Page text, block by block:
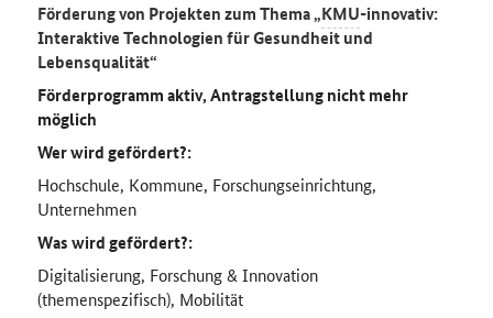
Förderung von Projekten zum Thema „KMU-innovativ:
Interaktive Technologien für Gesundheit und
Lebensqualität“
Förderprogramm aktiv, Antragstellung nicht mehr
möglich
Wer wird gefördert?:
Hochschule, Kommune, Forschungseinrichtung,
Unternehmen
Was wird gefördert?:
Digitalisierung, Forschung & Innovation
(themenspezifisch), Mobilität